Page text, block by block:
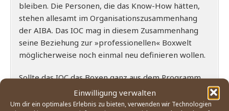
Einwilligung verwalten
Um dir ein optimales Erlebnis zu bieten, verwenden wir Technologien
blei­ben. Die Per­so­nen, die das Know-How hät­ten,
ste­hen alle­samt im Orga­ni­sa­ti­ons­zu­sam­men­hang
der AIBA. Das IOC mag in die­sem Zusam­men­hang
sei­ne Bezie­hung zur »pro­fes­sio­nel­len« Box­welt
mög­li­cher­wei­se noch ein­mal neu defi­nie­ren wollen.
Soll­te das IOC das Boxen ganz aus dem Pro­gramm
der Olym­pi­schen Spie­le strei­chen, wären die Fol­gen
enorm und wohl bis auf Ver­eins­ebe­ne zu spü­ren: